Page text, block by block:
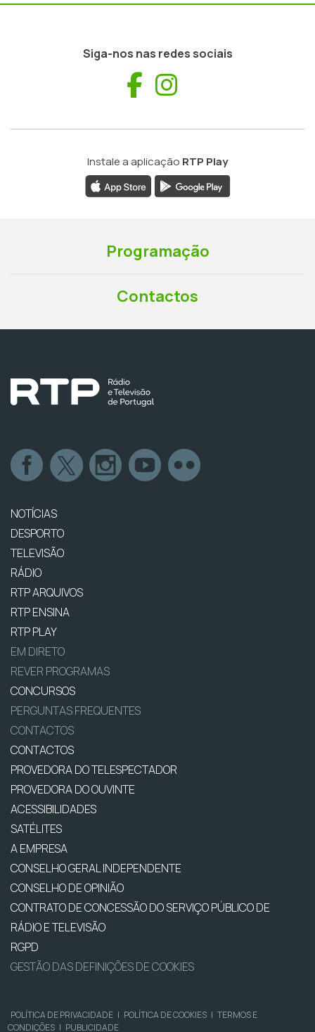
Siga-nos nas redes sociais
Facebook
Instale a aplicação RTP Play
Programação
Contactos
NOTÍCIAS
DESPORTO
TELEVISÃO
RÁDIO
RTP ARQUIVOS
RTP ENSINA
RTP PLAY
EM DIRETO
REVER PROGRAMAS
CONCURSOS
PERGUNTAS FREQUENTES
CONTACTOS
CONTACTOS
PROVEDORA DO TELESPECTADOR
PROVEDORA DO OUVINTE
ACESSIBILIDADES
SATÉLITES
A EMPRESA
CONSELHO GERAL INDEPENDENTE
CONSELHO DE OPINIÃO
CONTRATO DE CONCESSÃO DO SERVIÇO PÚBLICO DE
RÁDIO E TELEVISÃO
RGPD
GESTÃO DAS DEFINIÇÕES DE COOKIES
POLÍTICA DE PRIVACIDADE | POLÍTICA DE COOKIES | TERMOS E
CONDIÇÕES | PUBLICIDADE